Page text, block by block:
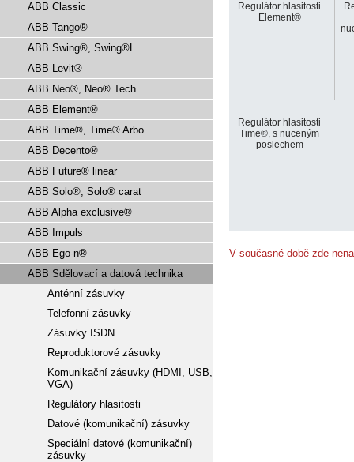
Regulátor hlasitosti
Element®
Regulátor hlasitosti
Time®, s nuceným
poslechem
V současné době zde
ABB Classic
ABB Tango®
ABB Swing®, Swing®L
ABB Levit®
ABB Neo®, Neo® Tech
ABB Element®
ABB Time®, Time® Arbo
ABB Decento®
ABB Future® linear
ABB Solo®, Solo® carat
ABB Alpha exclusive®
ABB Impuls
ABB Ego-n®
ABB Sdělovací a datová technika
Anténní zásuvky
Telefonní zásuvky
Zásuvky ISDN
Reproduktorové zásuvky
Komunikační zásuvky (HDMI, USB,
VGA)
Regulátory hlasitosti
Datové (komunikační) zásuvky
Speciální datové (komunikační)
zásuvky